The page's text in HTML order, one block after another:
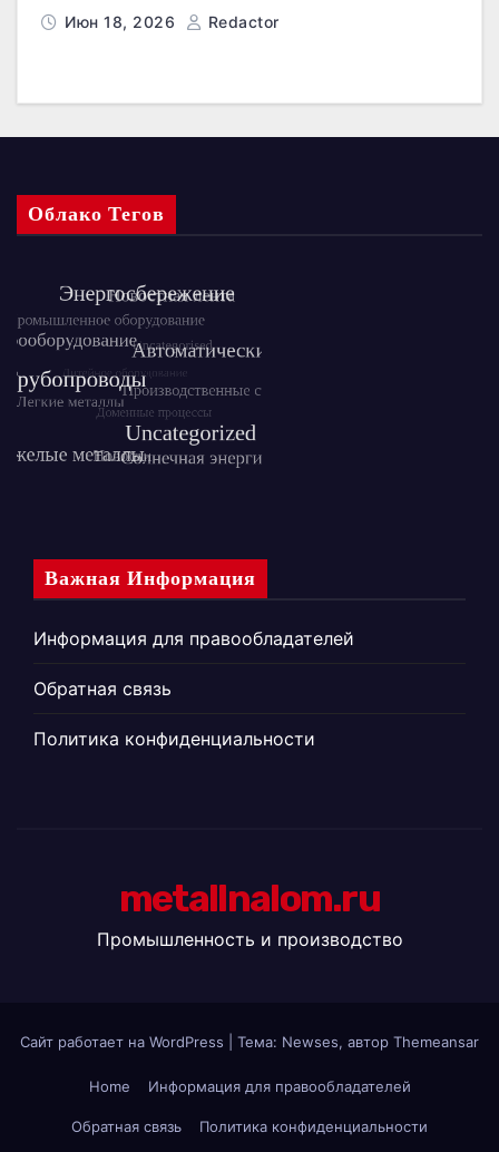
Июн 18, 2026 Redactor
Облако Тегов
Важная Информация
Информация для правообладателей
Обратная связь
Политика конфиденциальности
metallnalom.ru
Промышленность и производство
Сайт работает на WordPress Тема: Newses, автор Themeansar
Home Информация для правообладателей
Обратная связь Политика конфиденциальности